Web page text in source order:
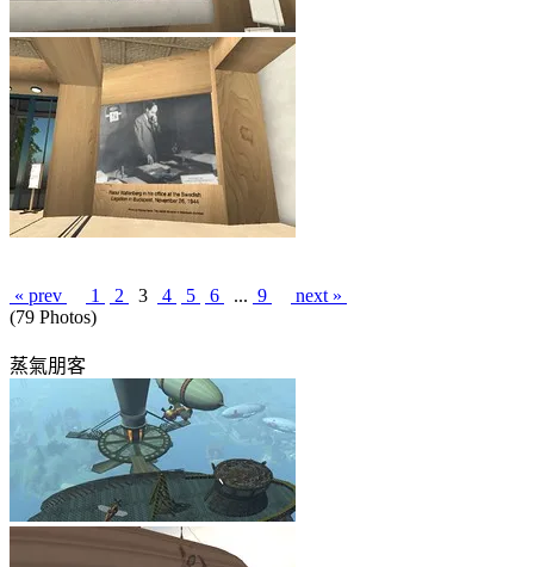
« prev 1 2 3 4 5 6 ... 9
next »
(79 Photos)
蒸氣朋客